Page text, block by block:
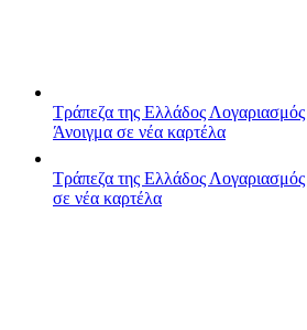
Τράπεζα της Ελλάδος
Άνοιγμα σε νέα καρτέλα
Τράπεζα της Ελλάδος
σε νέα καρτέλα